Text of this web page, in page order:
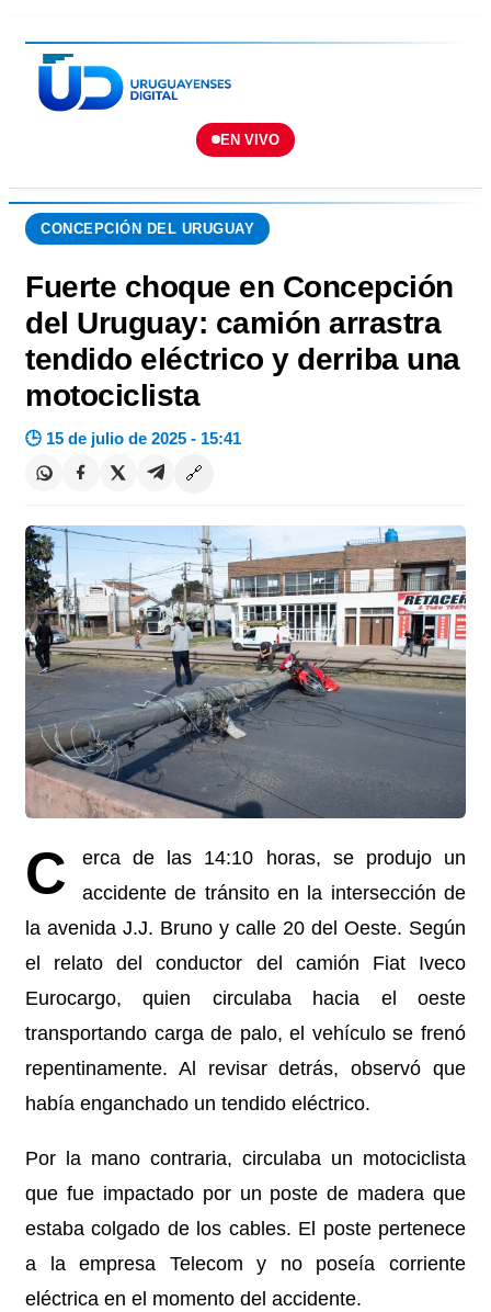
EN VIVO
CONCEPCIÓN DEL URUGUAY
Fuerte choque en Concepción
del Uruguay: camión arrastra
tendido eléctrico y derriba una
motociclista
🕒 15 de julio de 2025 - 15:41
🔗
C
erca de las 14:10 horas, se produjo un
accidente de tránsito en la intersección de
la avenida J.J. Bruno y calle 20 del Oeste. Según
el relato del conductor del camión Fiat Iveco
Eurocargo, quien circulaba hacia el oeste
transportando carga de palo, el vehículo se frenó
repentinamente. Al revisar detrás, observó que
había enganchado un tendido eléctrico.
Por la mano contraria, circulaba un motociclista
que fue impactado por un poste de madera que
estaba colgado de los cables. El poste pertenece
a la empresa Telecom y no poseía corriente
eléctrica en el momento del accidente.